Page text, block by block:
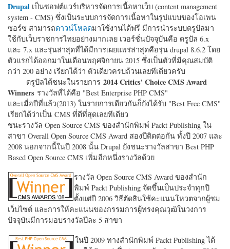
Drupal เป็นซอฟต์แวร์บริหารจัดการเนื้อหาเว็บ (content management
system - CMS) ซึ่งเป็นระบบการจัดการเนื้อหาในรูปแบบของโอเพน
ซอร์ซ สามารถดาวน์โหลดมาใช้งานได้ฟรี มีการนำระบบดรูปัลมา
ใช้กับเว็บราชการไทยอย่างมากเลย เวอร์ชั่นปัจจุบันคือ ดรูปัล 6.x
และ 7.x และรุ่นล่าสุดที่ได้มีการเผยแพร่ล่าสุดคือรุ่น drupal 8.6.2 โดย
ตัวแรกได้ออกมาในเดือนพฤศจิกายน 2015 ซึ่งเป็นตัวที่มีคุณสมบัติ
กว่า 200 อย่าง เรียกได้ว่า ตัวเดียวครบถ้วนเลยทีเดียวครับ
ดรูปัลได้ชนะในรายการ 2014 Critics' Choice CMS Award
Winners รางวัลที่ได้คือ "Best Enterprise PHP CMS"
และเมื่อปีที่แล้ว(2013) ในรายการเดียวกันก็ยังได้รับ "Best Free CMS"
เรียกได้ว่าเป็น CMS ที่ดีที่สุดเลยทีเดียว
ชนะรางวัล Open Source CMS ของสำนักพิมพ์ Packt Publishing ใน
สาขา Overall Open Source CMS Award สองปีติดต่อกัน ทั้งปี 2007 และ
2008 นอกจากนี้ในปี 2008 นั้น Drupal ยังชนะรางวัลสาขา Best PHP
Based Open Source CMS เพิ่มอีกหนึ่งรางวัลด้วย
รางวัล Open Source CMS Award ของสำนัก
พิมพ์ Packt Publishing จัดขึ้นเป็นประจำทุกปี
ตั้งแต่ปี 2006 วิธีตัดสินใช้คะแนนโหวตจากผู้ชม
เว็บไซต์ และการให้คะแนนของกรรมการผู้ทรงคุณวุฒิในวงการ
ปัจจุบันมีการมอบรางวัลปีละ 5 สาขา
ในปี 2009 ทางสำนักพิมพ์ Packt Publishing ได้